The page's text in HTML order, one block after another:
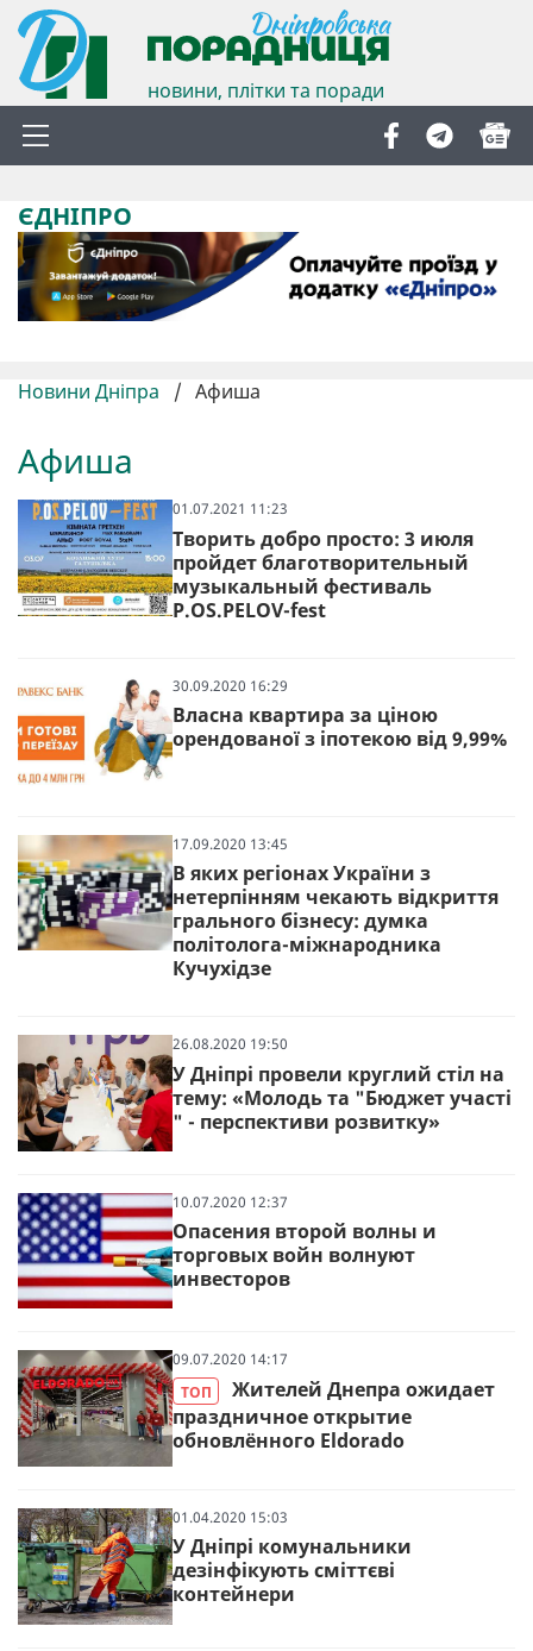
новини, плітки та поради
ЄДНІПРО
Новини Дніпра / Афиша
Афиша
01.07.2021 11:23
Творить добро просто: 3 июля
пройдет благотворительный
музыкальный фестиваль
P.OS.PELOV-fest
30.09.2020 16:29
Власна квартира за ціною
орендованої з іпотекою від 9,99%
17.09.2020 13:45
В яких регіонах України з
нетерпінням чекають відкриття
грального бізнесу: думка
політолога-міжнародника
Кучухідзе
26.08.2020 19:50
У Дніпрі провели круглий стіл на
тему: «Молодь та "Бюджет участі
" - перспективи розвитку»
10.07.2020 12:37
Опасения второй волны и
торговых войн волнуют
инвесторов
09.07.2020 14:17
ТОП
Жителей Днепра ожидает
праздничное открытие
обновлённого Eldorado
01.04.2020 15:03
У Дніпрі комунальники
дезінфікують сміттєві
контейнери